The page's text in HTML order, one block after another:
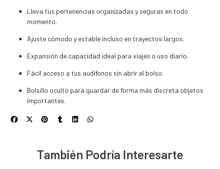
Lleva tus pertenencias organizadas y seguras en todo
momento.
Ajuste cómodo y estable incluso en trayectos largos.
Expansión de capacidad ideal para viajes o uso diario.
Fácil acceso a tus audífonos sin abrir el bolso.
Bolsillo oculto para guardar de forma más discreta objetos
importantes.
También Podría Interesarte